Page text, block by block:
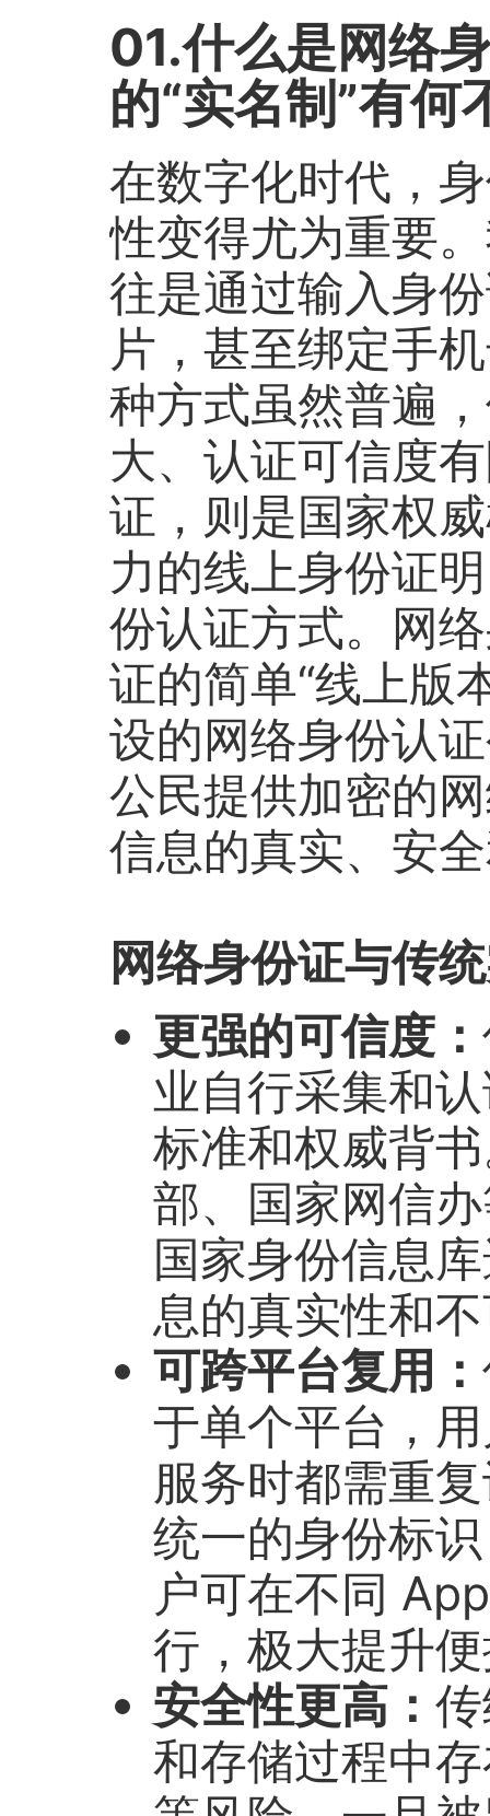
01.什么是网络
的“实名制”有何
在数字化时代，
性变得尤为重要
往是通过输入身
片，甚至绑定手
种方式虽然普遍
大、认证可信度
证，则是国家权
力的线上身份证
份认证方式。网
证的简单“线上版
设的网络身份认
公民提供加密的
信息的真实、安
网络身份证与传
更强的可信度：
业自行采集和
标准和权威背
部、国家网信
国家身份信息
息的真实性和
可跨平台复用：
于单个平台，
服务时都需重
统一的身份标
户可在不同
行，极大提升
安全性更高：
和存储过程中